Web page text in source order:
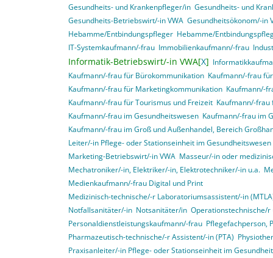
Gesundheits- und Krankenpfleger/in Gesundheits- und
Gesundheits-Betriebswirt/-in VWA Gesundheitsökonom/-in
Hebamme/Entbindungspfleger Hebamme/
IT-Systemkaufmann/-frau Immobilienkaufmann/-frau
Informatik-Betriebswirt/-in VWA[X]
Kaufmann/-frau für Bürokommunikation Kaufmann/-frau
Kaufmann/-frau für Marketingkommunikation Kaufmann/-
Kaufmann/-frau für Tourismus und Freizeit Kaufmann/-frau
Kaufmann/-frau im Gesundheitswesen Kaufmann/-frau im
Kaufmann/-frau im Groß und Außenhandel, Bereich
Leiter/-in Pflege- oder Stationseinheit im Gesundheitswesen
Marketing-Betriebswirt/-in VWA Masseur/-in oder
Mechatroniker/-in, Elektriker/-in, Elektrotechniker/-in u.a.
Medienkaufmann/-frau Digital und Print
Medizinisch-technische/-r Laboratoriumsassistent/-in
Notfallsanitäter/-in Notsanitäter/in Operationstechnische/
Personaldienstleistungskaufmann/-frau Pflegefachperson,
Pharmazeutisch-technische/-r Assistent/-in (PTA)
Praxisanleiter/-in Pflege- oder Stationseinheit im